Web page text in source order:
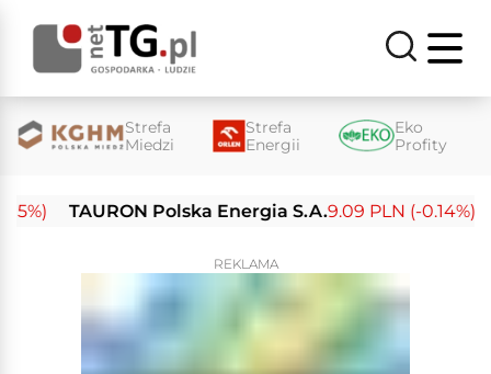
Strefa
Miedzi
Strefa
Energii
Eko
Profity
TAURON Polska Energia S.A. 9.09 PLN (-0.14%)
REKLAMA